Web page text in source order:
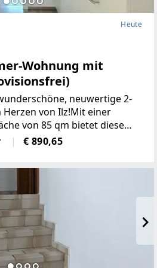
Heute
Wohnung mit
neuwertige 2-
von Ilz!Mit einer
von 85 qm bietet diese
Singles oder Paare.
Räume überzeugen durch
€ 890,65